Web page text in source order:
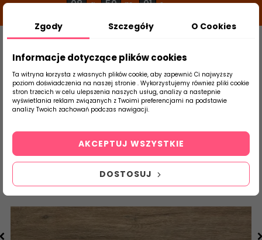
08 g 50 m 00 s
Szukaj
produktu
Strona Główna Salon / Taras DOMINO
Zgody Szczegóły O Cookies
Informacje dotyczące plików cookies
Ta witryna korzysta z własnych plików cookie, aby zapewnić Ci najwyższy
poziom doświadczenia na naszej stronie . Wykorzystujemy również pliki cookie
stron trzecich w celu ulepszenia naszych usług, analizy a nastepnie
wyświetlania reklam związanych z Twoimi preferencjami na podstawie
analizy Twoich zachowań podczas nawigacji.
DOSTOSUJ
AKCEPTUJ WSZYSTKIE